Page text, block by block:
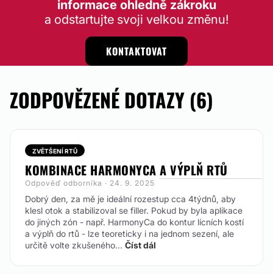
informace ohledně zákroku
a odstartujte svoji velkou změnu!
KONTAKTOVAT
ZODPOVĚZENÉ DOTAZY (6)
ZVĚTŠENÍ RTŮ
KOMBINACE HARMONYCA A VÝPLŇ RTŮ
Odpověď odborníka · 24. 9. 2025
Dobrý den, za mě je ideální rozestup cca 4týdnů, aby
klesl otok a stabilizoval se filler. Pokud by byla aplikace
do jiných zón - např. HarmonyCa do kontur lícních kostí
a výplň do rtů - lze teoreticky i na jednom sezení, ale
určitě volte zkušeného... Číst dál